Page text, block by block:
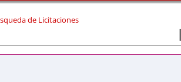
de Licitaciones